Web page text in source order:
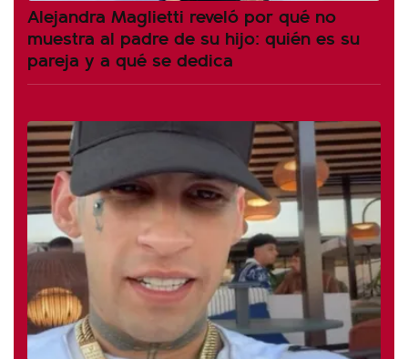
Alejandra Maglietti reveló por qué no
muestra al padre de su hijo: quién es su
pareja y a qué se dedica